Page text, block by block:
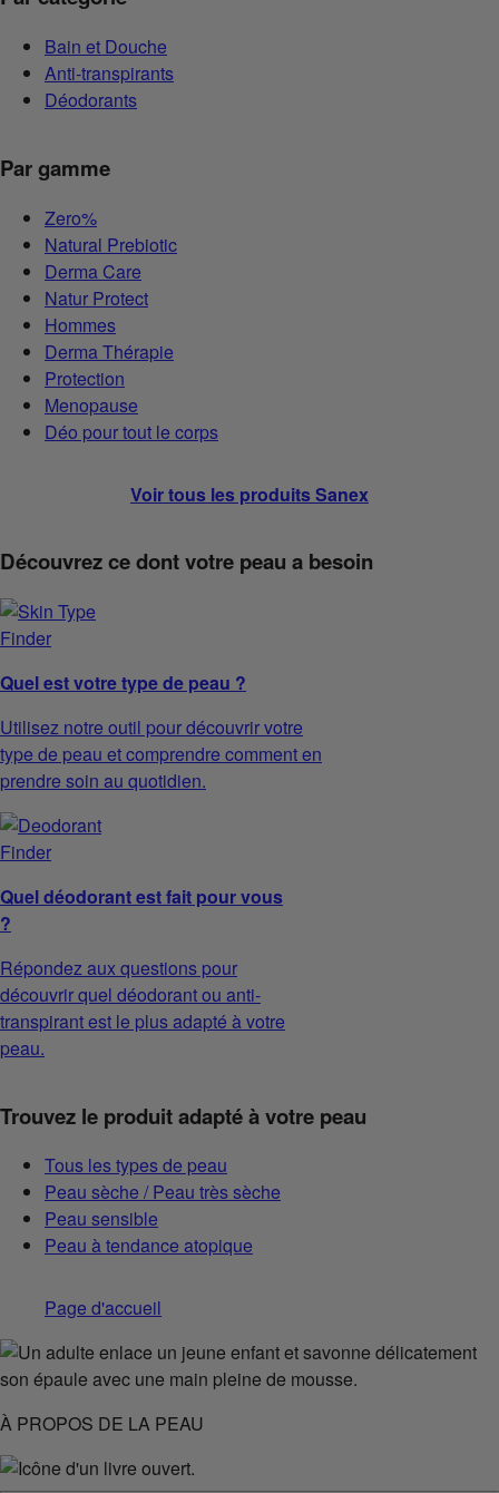
Bain et Douche
Anti-transpirants
Déodorants
Par gamme
Zero%
Natural Prebiotic
Derma Care
Natur Protect
Hommes
Derma Thérapie
Protection
Menopause
Déo pour tout le corps
Voir tous les produits Sanex
Découvrez ce dont votre peau a besoin
Quel est votre type de peau ?
Utilisez notre outil pour découvrir votre
type de peau et comprendre comment en
prendre soin au quotidien.
Quel déodorant est fait pour vous
?
Répondez aux questions pour
découvrir quel déodorant ou anti-
transpirant est le plus adapté à votre
peau.
Trouvez le produit adapté à votre peau
Tous les types de peau
Peau sèche / Peau très sèche
Peau sensible
Peau à tendance atopique
Page d'accueil
À PROPOS DE LA PEAU